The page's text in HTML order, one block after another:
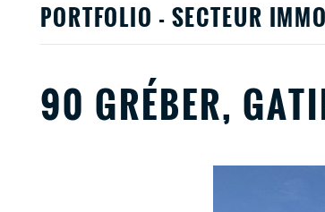
PORTFOLIO - SECTEUR
90 GRÉBER,